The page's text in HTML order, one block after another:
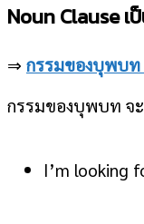
Noun Clause
⇒ กรรมของบุพบท
กรรมของบุพบท จ
I’m looking